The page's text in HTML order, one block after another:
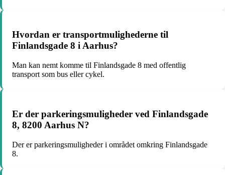
Hvordan er transportmulighederne til
Finlandsgade 8 i Aarhus?
Man kan nemt komme til Finlandsgade 8 med offentlig
transport som bus eller cykel.
Er der parkeringsmuligheder ved Finlandsgade
8, 8200 Aarhus N?
Der er parkeringsmuligheder i området omkring Finlandsgade
8.